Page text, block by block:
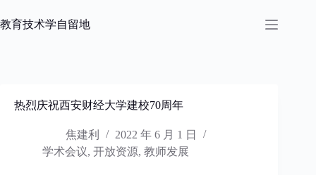
过
教育技术学自留地
热烈庆祝西安财经大学建校70周年
焦建利
2022 年 6 月 1 日
学术会议, 开放资源, 教师发展